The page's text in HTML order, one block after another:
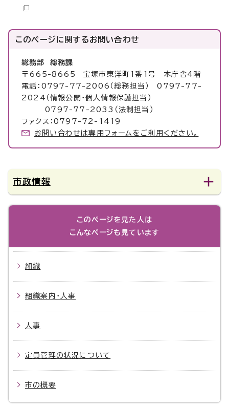
このページに関するお問い合わせ
総務部 総務課
〒665-8665 宝塚市東洋町1番1号 本庁舎4階
電話：0797-77-2006（総務担当） 0797-77-
2024（情報公開・個人情報保護担当）
0797-77-2033（法制担当）
ファクス：0797-72-1419
お問い合わせは専用フォームをご利用ください。
市政情報
このページを見た人は
こんなページも見ています
組織
組織案内・人事
人事
定員管理の状況について
市の概要